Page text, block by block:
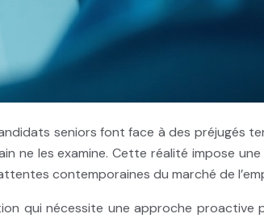
seniors font face à des préjugés
ne les examine. Cette réalité impose
contemporaines du marché de
qui nécessite une approche proactive